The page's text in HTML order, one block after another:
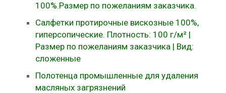
100%.Размер по пожеланиям заказчика.
Салфетки протирочные вискозные 100%,
гиперсопические. Плотность: 100 г/м² |
Размер по пожеланиям заказчика | Вид:
сложенные
Полотенца промышленные для удаления
масляных загрязнений